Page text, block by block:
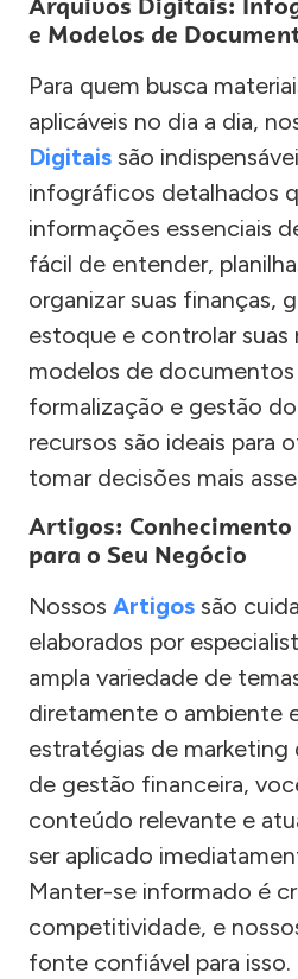
e Modelos de
Para quem busca
aplicáveis no dia a dia,
Digitais são
infográficos detalhados
informações essenciais
fácil de entender,
organizar suas finanças,
estoque e controlar suas
modelos de documentos
formalização e gestão
recursos são ideais para
tomar decisões mais
Artigos:
para o Seu Negócio
Nossos Artigos são
elaborados por
ampla variedade de
diretamente o ambiente
estratégias de
de gestão financeira,
conteúdo relevante e
ser aplicado
Manter-se informado é
competitividade, e
fonte confiável para isso.